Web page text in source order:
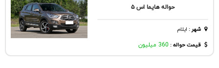
حواله هایما اس ۵
شهر: ايلام
قیمت حواله : 360 میلیون